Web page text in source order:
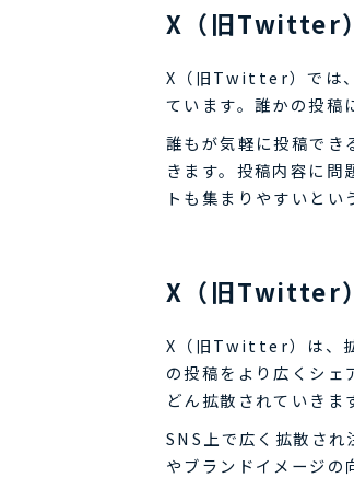
X（旧Twitter
X（旧Twitter）では、
ています。誰かの投稿
誰もが気軽に投稿で
きます。投稿内容に問
トも集まりやすいとい
X（旧Twitter
X（旧Twitter）は、拡
の投稿をより広くシェ
どん拡散されていきま
SNS上で広く拡散され
やブランドイメージの